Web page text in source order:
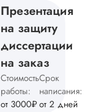
Презентация
на защиту
диссертации
на заказ
Стоимость
работы:
от 3000₽
Срок
написания:
от 2 дней
диссертация по
культурологии
выполнена в
указанные в
Понравилось
отношение к
четкая и понятная
структура,
методологии и